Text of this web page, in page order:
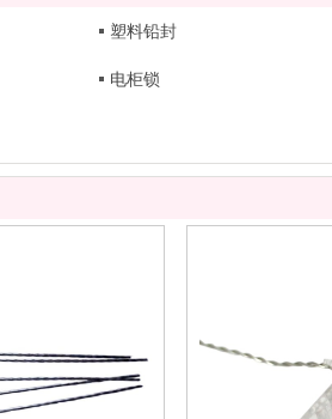
塑料铅封
电柜锁